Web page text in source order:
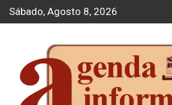
Sábado, Agosto 8, 2026